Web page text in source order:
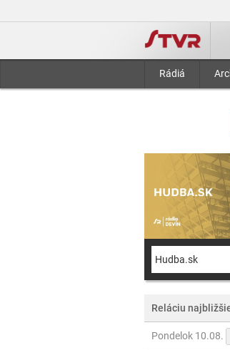
Rádiá
Hudba.sk
Reláciu
Pondelok 10.08.